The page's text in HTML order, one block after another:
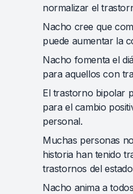
normalizar el
Nacho cree que
puede aumentar la
Nacho fomenta el
para aquellos con
El trastorno bipolar
para el cambio
personal.
Muchas personas
historia han tenido
trastornos del
Nacho anima a